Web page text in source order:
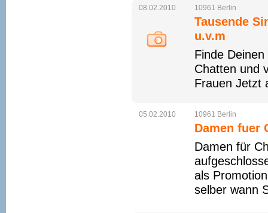
08.02.2010 10961 Berlin
Tausende
u.v.m
Finde
Chatten und
Frauen Jetzt
05.02.2010 10961 Berlin
Damen fuer
Damen für
als
selber wann